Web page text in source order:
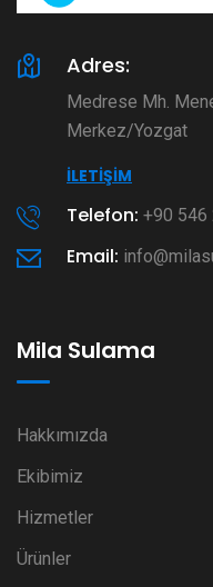
Adres:
Medrese Mh.
Merkez/Yozgat
İLETIŞIM
Telefon: +90 546
Email:
Mila Sulama
Hakkımızda
Ekibimiz
Hizmetler
Ürünler